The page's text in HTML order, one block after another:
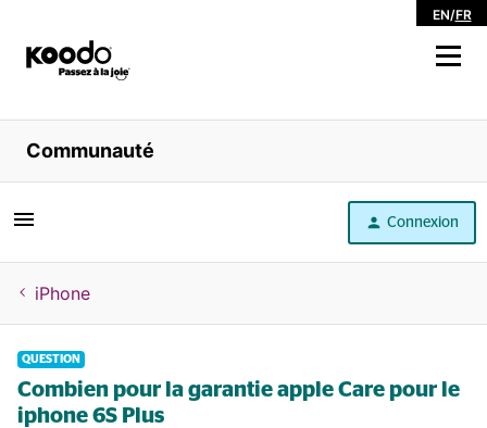
EN/FR
Magasiner
Libre service
Aide
Communauté
Connexion
iPhone
QUESTION
Combien pour la garantie apple Care pour le
iphone 6S Plus